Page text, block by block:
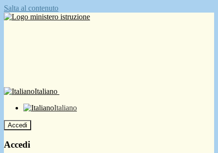
Salta al contenuto
Italiano
Italiano
Accedi
Accedi